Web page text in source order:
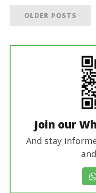
OLDER POSTS
Join our
And stay